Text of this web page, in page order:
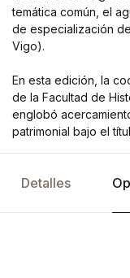
temática común, el
de especialización
Vigo).
En esta edición, la
de la Facultad de
englobó
patrimonial bajo el
Detalles